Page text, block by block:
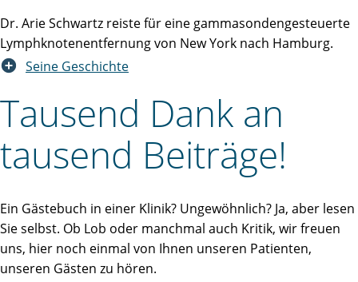
Dr. Arie Schwartz reiste für eine gammasondengesteuerte
Lymphknotenentfernung von New York nach Hamburg.
Seine Geschichte
Tausend Dank an
tausend Beiträge!
Ein Gästebuch in einer Klinik? Ungewöhnlich? Ja, aber lesen
Sie selbst. Ob Lob oder manchmal auch Kritik, wir freuen
uns, hier noch einmal von Ihnen unseren Patienten,
unseren Gästen zu hören.